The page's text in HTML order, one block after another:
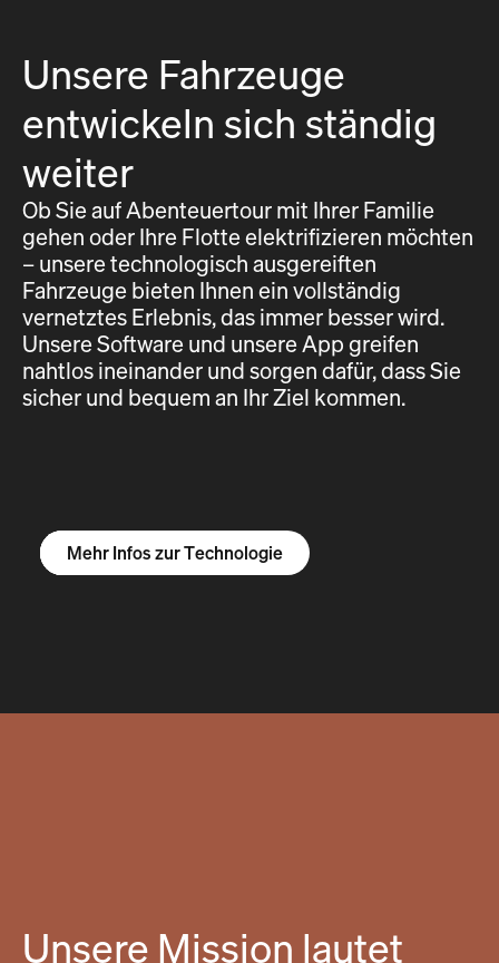
Unsere Fahrzeuge
entwickeln sich ständig
weiter
Ob Sie auf Abenteuertour mit Ihrer Familie
gehen oder Ihre Flotte elektrifizieren möchten
– unsere technologisch ausgereiften
Fahrzeuge bieten Ihnen ein vollständig
vernetztes Erlebnis, das immer besser wird.
Unsere Software und unsere App greifen
nahtlos ineinander und sorgen dafür, dass Sie
sicher und bequem an Ihr Ziel kommen.
Mehr Infos zum R1S
Mehr Infos zum R1T
Mehr Infos zu Vans
Mehr Infos zur Technologie
Unsere Mission lautet